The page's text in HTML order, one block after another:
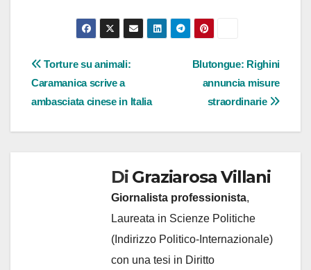
Navigazione
articoli
Blutongue: Righini
annuncia misure
straordinarie
Torture su animali:
Caramanica scrive a
ambasciata cinese in Italia
Di Graziarosa Villani
Giornalista professionista,
Laureata in Scienze Politiche
(Indirizzo Politico-Internazionale)
con una tesi in Diritto